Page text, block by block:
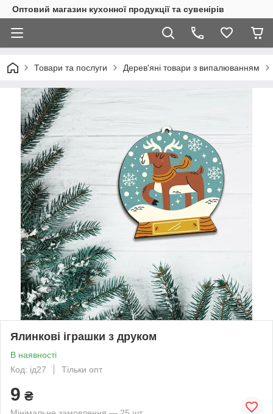
Оптовий магазин кухонної продукції та сувенірів
Товари та послуги Дерев'яні товари з випалюванням
Ялинкові іграшки з друком
В наявності
Код: ід27
Тільки опт
9 ₴